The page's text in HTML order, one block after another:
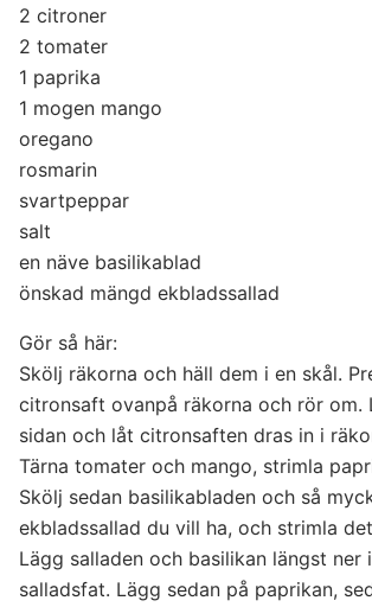
2 citroner
2 tomater
1 paprika
1 mogen mango
oregano
rosmarin
svartpeppar
salt
en näve basilikablad
önskad mängd ekbladssallad
Gör så här:
Skölj räkorna och häll dem i en skål.
citronsaft ovanpå räkorna och rör om.
sidan och låt citronsaften dras in i
Tärna tomater och mango, strimla
Skölj sedan basilikabladen och så
ekbladssallad du vill ha, och strimla
Lägg salladen och basilikan längst
salladsfat. Lägg sedan på paprikan,